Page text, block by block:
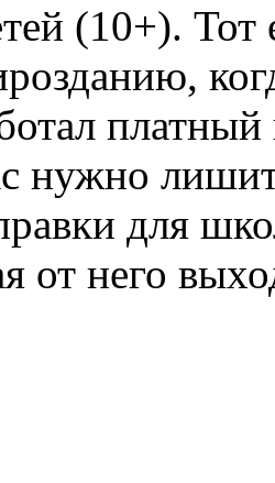
(10+).
нужно
для
от него